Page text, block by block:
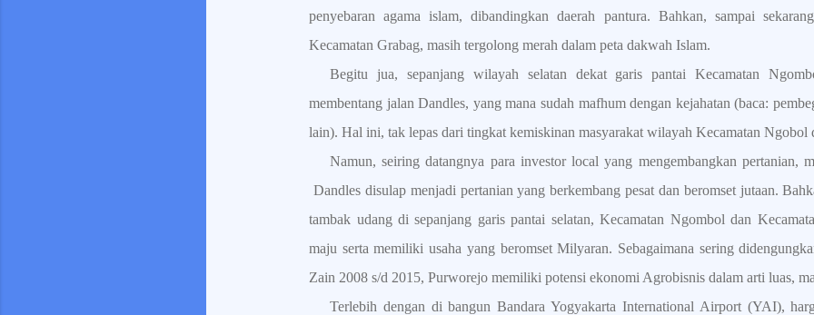
penyebaran agama islam, dibandingkan daerah pantura. Bahkan, sampai
Kecamatan Grabag, masih tergolong merah dalam peta dakwah Islam.
Begitu jua, sepanjang wilayah selatan dekat garis pantai Kecamatan
membentang jalan Dandles, yang mana sudah mafhum dengan kejahatan (baca:
lain). Hal ini, tak lepas dari tingkat kemiskinan masyarakat wilayah Kecamatan Ngobol
Namun, seiring datangnya para investor local yang mengembangkan pertanian,
Dandles disulap menjadi pertanian yang berkembang pesat dan beromset jutaan.
tambak udang di sepanjang garis pantai selatan, Kecamatan Ngombol dan
maju serta memiliki usaha yang beromset Milyaran. Sebagaimana sering
Zain 2008 s/d 2015, Purworejo memiliki potensi ekonomi Agrobisnis dalam arti luas,
Terlebih dengan di bangun Bandara Yogyakarta International Airport (YAI),